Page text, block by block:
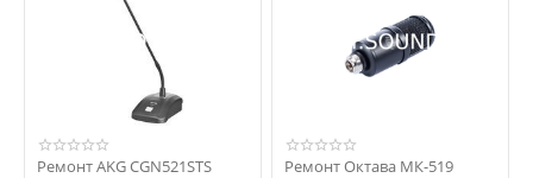
Ремонт AKG CGN521STS Ремонт Октава МК-519